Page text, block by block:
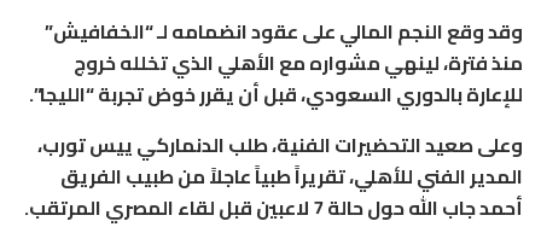
وقد وقع النجم المالي على عقود انضمامه لـ “الخفافيش”
منذ فترة، لينهي مشواره مع الأهلي الذي تخلله خروج
للإعارة بالدوري السعودي، قبل أن يقرر خوض تجربة “الليجا”.
وعلى صعيد التحضيرات الفنية، طلب الدنماركي ييس تورب،
المدير الفني للأهلي، تقريراً طبياً عاجلاً من طبيب الفريق
أحمد جاب الله حول حالة 7 لاعبين قبل لقاء المصري المرتقب.